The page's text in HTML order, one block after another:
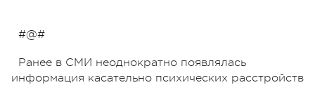
#@#
Ранее в СМИ неоднократно появлялась
информация касательно психических расстройств